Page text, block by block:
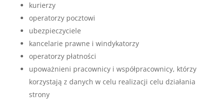
kurierzy
operatorzy pocztowi
ubezpieczyciele
kancelarie prawne i windykatorzy
operatorzy płatności
upoważnieni pracownicy i współpracownicy, którzy
korzystają z danych w celu realizacji celu działania
strony